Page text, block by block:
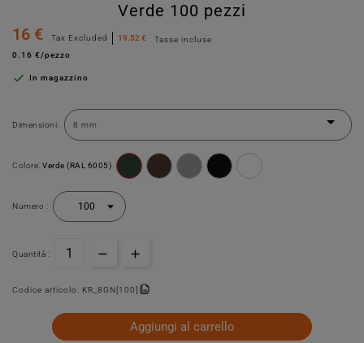
Verde 100 pezzi
16 €
Tax Excluded 19.52 €
Tasse incluse
0.16 €/pezzo
 In magazzino
Dimensioni:
Colore: Verde (RAL 6005)
Numero :
Quantità :
Codice articolo: KR_8GN[100]
Aggiungi al carrello